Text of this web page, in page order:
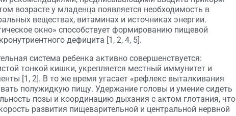
возрасте у младенца появляется необходимость в
веществах, витаминах и источниках энергии.
окно» способствует формированию пищевой
дефицита [1, 2, 4, 5].
система ребенка активно совершенствуется:
тонкой кишки, укрепляется местный иммунитет и
[1, 2]. В то же время угасает «рефлекс выталкивания
полужидкую пищу. Удержание головы и умение сидеть
позы и координацию дыхания с актом глотания, что
развития пищеварительной и центральной нервной